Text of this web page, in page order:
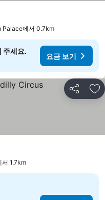
Palace에서 0.7km
주세요.
요금 보기
공유 즐
요금 보기
서 1.7km